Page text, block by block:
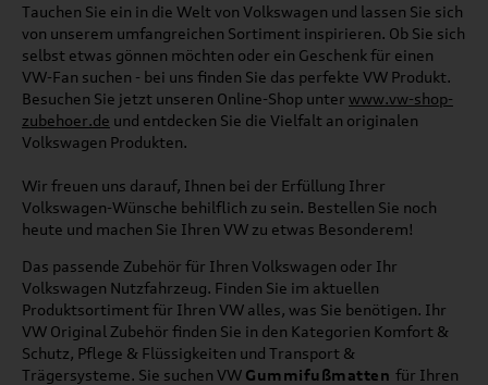
Tauchen Sie ein in die Welt von Volkswagen und lassen Sie sich
von unserem umfangreichen Sortiment inspirieren. Ob Sie sich
selbst etwas gönnen möchten oder ein Geschenk für einen
VW-Fan suchen - bei uns finden Sie das perfekte VW Produkt.
Besuchen Sie jetzt unseren Online-Shop unter www.vw-shop-
zubehoer.de und entdecken Sie die Vielfalt an originalen
Volkswagen Produkten.
Wir freuen uns darauf, Ihnen bei der Erfüllung Ihrer
Volkswagen-Wünsche behilflich zu sein. Bestellen Sie noch
heute und machen Sie Ihren VW zu etwas Besonderem!
Das passende Zubehör für Ihren Volkswagen oder Ihr
Volkswagen Nutzfahrzeug. Finden Sie im aktuellen
Produktsortiment für Ihren VW alles, was Sie benötigen. Ihr
VW Original Zubehör finden Sie in den Kategorien Komfort &
Schutz, Pflege & Flüssigkeiten und Transport &
Trägersysteme. Sie suchen VW Gummifußmatten für Ihren